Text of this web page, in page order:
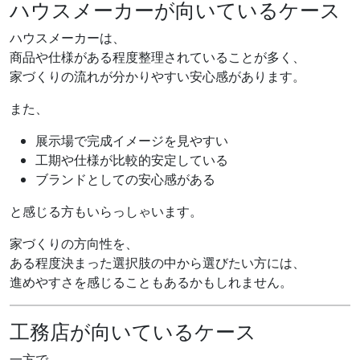
ハウスメーカーが向いているケース
ハウスメーカーは、
商品や仕様がある程度整理されていることが多く、
家づくりの流れが分かりやすい安心感があります。
また、
展示場で完成イメージを見やすい
工期や仕様が比較的安定している
ブランドとしての安心感がある
と感じる方もいらっしゃいます。
家づくりの方向性を、
ある程度決まった選択肢の中から選びたい方には、
進めやすさを感じることもあるかもしれません。
工務店が向いているケース